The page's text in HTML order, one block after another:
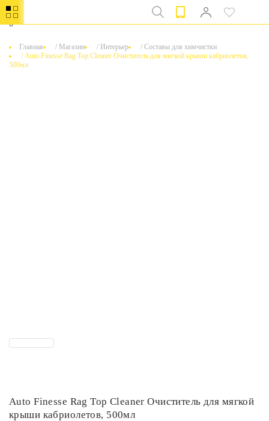
0
Главная / Магазин / Интерьер / Составы для химчистки
/Auto Finesse Rag Top Cleaner Очиститель для мягкой крыши кабриолетов,
500мл
Auto Finesse Rag Top Cleaner Очиститель для мягкой
крыши кабриолетов, 500мл